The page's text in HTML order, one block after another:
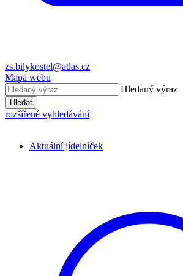
zs.bilykostel@atlas.cz
Mapa webu
Hledaný výraz
Hledat
rozšířené vyhledávání
Aktuální jídelníček